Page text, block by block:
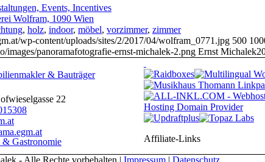
Events, Incentives
& Bauträger
& Gastronomie
Wolfram, 1090 Wien
, holz, indoor, möbel, vorzimmer, zimmer
wp-content/uploads/sites/2/2017/04/wolfram_0771.jpg 500
images/panoramafotografie-ernst-michalek-2.png Ernst Michalek
22
Affiliate-Links
- Alle Rechte vorbehalten | Impressum | Datenschutz